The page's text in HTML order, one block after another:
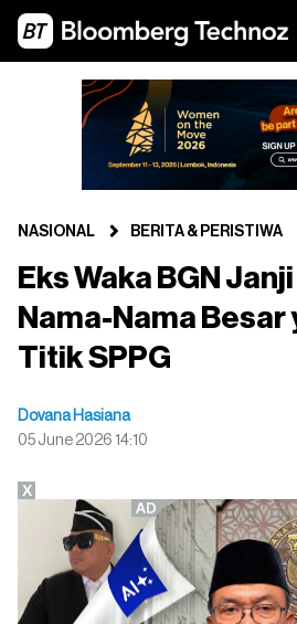
NASIONAL BERITA & PERISTIWA
Eks Waka BGN
Nama-Nama Besar
Titik SPPG
Dovana Hasiana
05 June 2026 14:10
X